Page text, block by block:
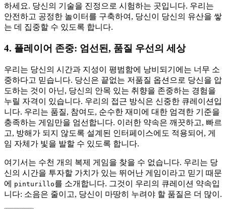
하세요. 당신의 기술을 진정으로 시험하는 곳입니다. 우리는
안전하고 공정한 놀이터를 구축하여, 당신이 당신의 유산을 쌓
는 데 집중할 수 있도록 합니다.
4. 플레이어 존중: 엄선된, 품질 우선의 세상
우리는 당신의 시간과 지성이 평범함에 낭비되기에는 너무 소
중하다고 믿습니다. 당신은 끝없는 저품질 옵션으로 당신을 압
도하는 것이 아닌, 당신의 안목 있는 취향을 존중하는 경험을
누릴 자격이 있습니다. 우리의 접근 방식은 신중한 큐레이션입
니다. 우리는 품질, 참여도, 순수한 재미에 대한 엄격한 기준을
충족하는 게임만을 엄선합니다. 이러한 약속은 깨끗하고, 빠르
고, 방해가 되지 않도록 설계된 인터페이스에도 적용되어, 게
임 자체가 빛을 발할 수 있도록 합니다.
여기서는 수천 개의 복제 게임을 찾을 수 없습니다. 우리는 당
신의 시간을 투자할 가치가 있는 뛰어난 게임이라고 믿기 때문
에
pinturillo를 소개합니다. 그것이 우리의 큐레이션 약속입
니다: 소음은 줄이고, 당신이 마땅히 누려야 할 품질은 더 많이.